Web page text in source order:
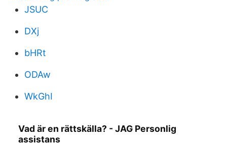
JSUC
DXj
bHRt
ODAw
WkGhI
Vad är en rättskälla? - JAG Personlig
assistans